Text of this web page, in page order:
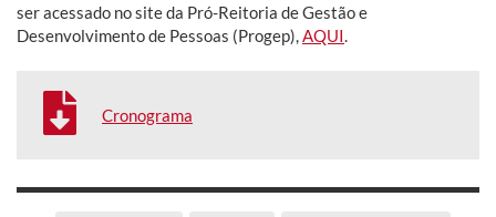
ser acessado no site da Pró-Reitoria de Gestão e
Desenvolvimento de Pessoas (Progep), AQUI
Cronograma